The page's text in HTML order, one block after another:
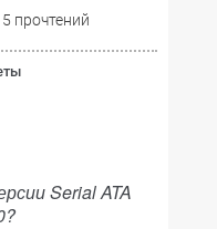
прочтений
Serial ATA